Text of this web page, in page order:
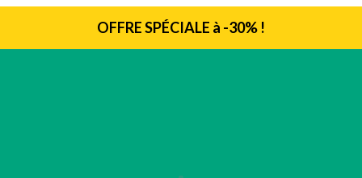
OFFRE SPÉCIALE à -30% !